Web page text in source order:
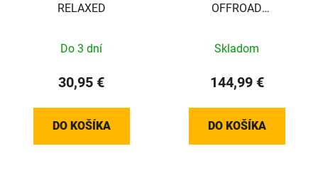
RELAXED
Do 3 dní
30,95 €
DO KOŠÍKA
OFFROAD
Skladom
144,99 €
DO KOŠÍKA